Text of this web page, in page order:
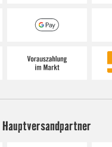
Hauptversandpartner